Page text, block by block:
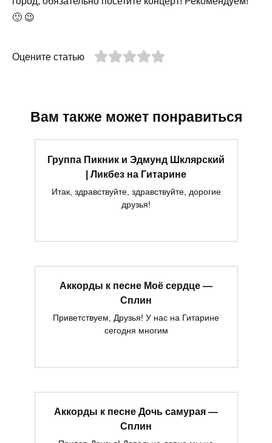
🙂 😉
Оцените статью
Вам также может понравиться
Группа Пикник и Эдмунд Шклярский
| Ликбез на Гитарине
Итак, здравствуйте, здравствуйте, дорогие
друзья!
Аккорды к песне Моё сердце —
Сплин
Приветствуем, Друзья! У нас на Гитарине
сегодня многим
Аккорды к песне Дочь самурая —
Сплин